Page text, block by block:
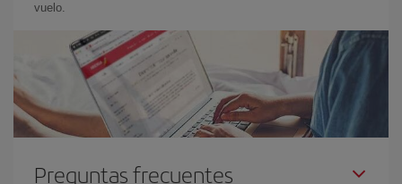
vuelo.
Preguntas frecuentes